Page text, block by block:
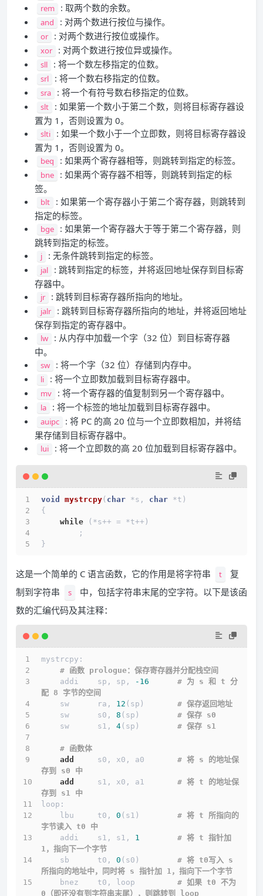
rem : 取两个数的余数。
and : 对两个数进行按位与操作。
or : 对两个数进行按位或操作。
xor : 对两个数进行按位异或操作。
sll : 将一个数左移指定的位数。
srl : 将一个数右移指定的位数。
sra : 将一个有符号数右移指定的位数。
slt
: 如果第一个数小于第二个数，则将目标寄存器设
置为 1，否则设置为 0。
slti
: 如果一个数小于一个立即数，则将目标寄存器设
置为 1，否则设置为 0。
beq : 如果两个寄存器相等，则跳转到指定的标签。
bne
: 如果两个寄存器不相等，则跳转到指定的标
签。
blt
: 如果第一个寄存器小于第二个寄存器，则跳转到
指定的标签。
bge
: 如果第一个寄存器大于等于第二个寄存器，则
跳转到指定的标签。
j : 无条件跳转到指定的标签。
jal
: 跳转到指定的标签，并将返回地址保存到目标寄
存器中。
jr : 跳转到目标寄存器所指向的地址。
jalr
: 跳转到目标寄存器所指向的地址，并将返回地址
保存到指定的寄存器中。
lw
: 从内存中加载一个字（32 位）到目标寄存器
中。
sw : 将一个字（32 位）存储到内存中。
li : 将一个立即数加载到目标寄存器中。
mv : 将一个寄存器的值复制到另一个寄存器中。
la : 将一个标签的地址加载到目标寄存器中。
auipc
: 将 PC 的高 20 位与一个立即数相加，并将结
果存储到目标寄存器中。
lui : 将一个立即数的高 20 位加载到目标寄存器中。
void mystrcpy ( char *s, char *t)
{
while (*s++ = *t++)
        ;
}
这是一个简单的 C 语言函数，它的作用是将字符串 t
复
制到字符串
s
中，包括字符串末尾的空字符。以下是该函
数的汇编代码及其注释：
mystrcpy:
# 函数 prologue：保存寄存器并分配栈空间
    addi    sp, sp,
-16
# 为 s 和 t 分
配 8 字节的空间
    sw      ra,
12 (sp) # 保存返回地址
    sw      s0,
8 (sp) # 保存 s0
    sw      s1,
4 (sp) # 保存 s1
# 函数体
add
     s0, x0, a0
# 将 s 的地址保
存到 s0 中
add
     s1, x0, a1
# 将 t 的地址保
存到 s1 中
loop:
    lbu     t0,
0 (s1) # 将 t 所指向的
字节读入 t0 中
    addi    s1, s1,
1
# 将 t 指针加
1，指向下一个字节
    sb      t0,
0 (s0) # 将 t0写入 s
所指向的地址中，同时将 s 指针加 1，指向下一个字节
    bnez    t0, loop
# 如果 t0 不为
0（即还没有到字符串末尾），则跳转到 loop